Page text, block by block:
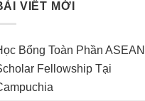
VIẾT MỚI
Bổng Toàn Phần ASEAN
Fellowship Tại